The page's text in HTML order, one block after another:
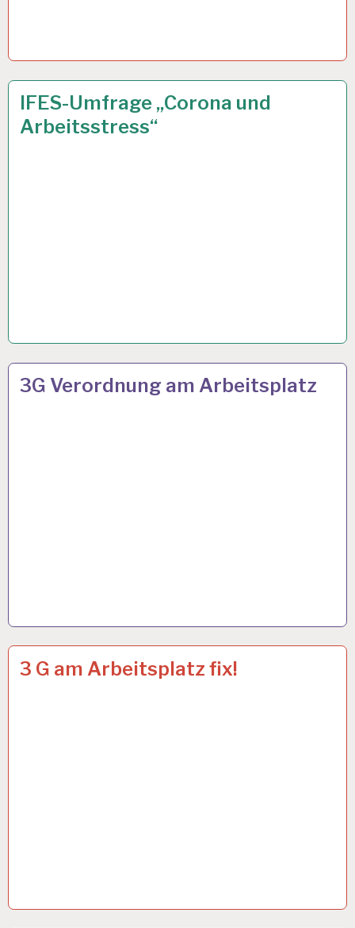
3
G
REGEL…
IFES-Umfrage „Corona und
Arbeitsstress“
23 NOV. 2021
ARBEIT
UND
3G Verordnung am Arbeitsplatz
26 OKT. 2021
50PLUS…
3 G am Arbeitsplatz fix!
19 OKT. 2021